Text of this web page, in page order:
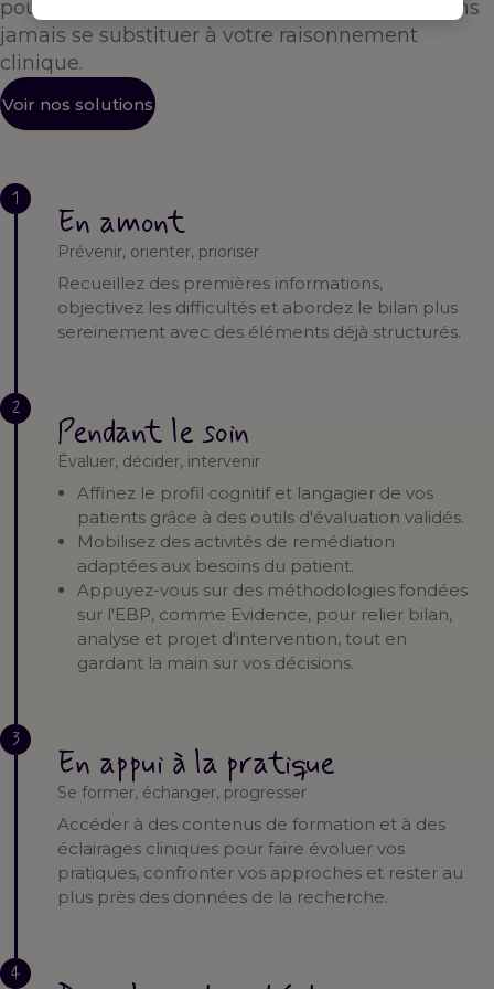
pour vous accompagner à chaque étape — sans
jamais se substituer à votre raisonnement
clinique.
Voir nos solutions
1
En amont
Prévenir, orienter, prioriser
Recueillez des premières informations,
objectivez les difficultés et abordez le bilan plus
sereinement avec des éléments déjà structurés.
2
Pendant le soin
Évaluer, décider, intervenir
Affinez le profil cognitif et langagier de vos
patients grâce à des outils d'évaluation validés.
Mobilisez des activités de remédiation
adaptées aux besoins du patient.
Appuyez-vous sur des méthodologies fondées
sur l'EBP, comme Evidence, pour relier bilan,
analyse et projet d'intervention, tout en
gardant la main sur vos décisions.
3
En appui à la pratique
Se former, échanger, progresser
Accéder à des contenus de formation et à des
éclairages cliniques pour faire évoluer vos
pratiques, confronter vos approches et rester au
plus près des données de la recherche.
4